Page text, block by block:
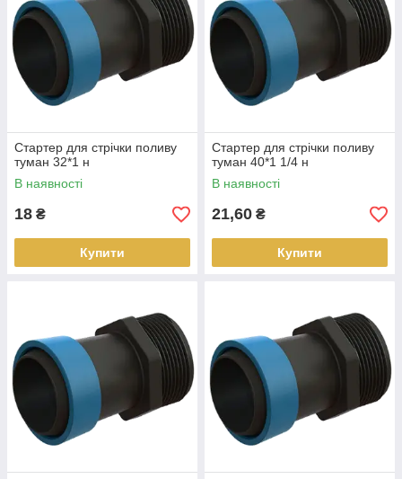
Стартер для стрічки поливу
туман 32*1 н
В наявності
18 ₴
Купити
Стартер для стрічки поливу
туман 40*1 1/4 н
В наявності
21,60 ₴
Купити